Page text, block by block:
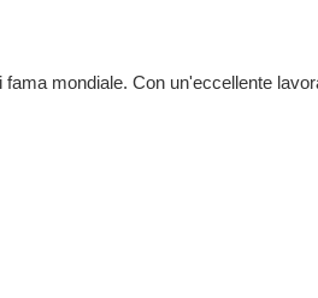
mondiale. Con un'eccellente